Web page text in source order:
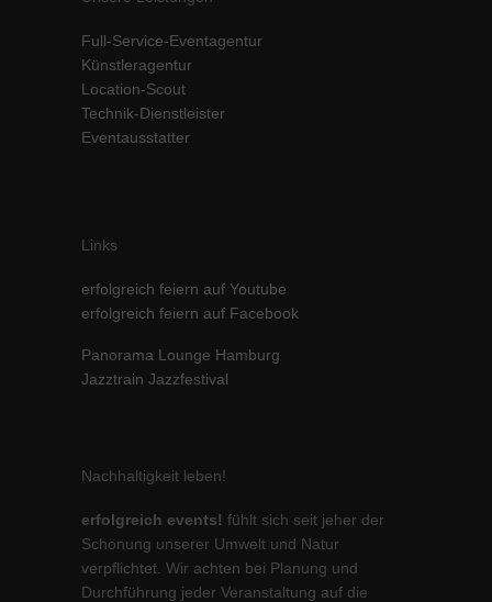
Full-Service-Eventagentur
Künstleragentur
Location-Scout
Technik-Dienstleister
Eventausstatter
Links
erfolgreich feiern auf Youtube
erfolgreich feiern auf Facebook
Panorama Lounge Hamburg
Jazztrain Jazzfestival
Nachhaltigkeit leben!
erfolgreich events! fühlt sich seit jeher der
Schonung unserer Umwelt und Natur
verpflichtet. Wir achten bei Planung und
Durchführung jeder Veranstaltung auf die
standardmäßig blockiert. Wenn Cookies von externen Medien akzeptiert
werden, bedarf der Zugriff auf diese Inhalte keiner manuellen Einwilligung
Cookie-Informationen anzeigen
powered by Borlabs Cookie